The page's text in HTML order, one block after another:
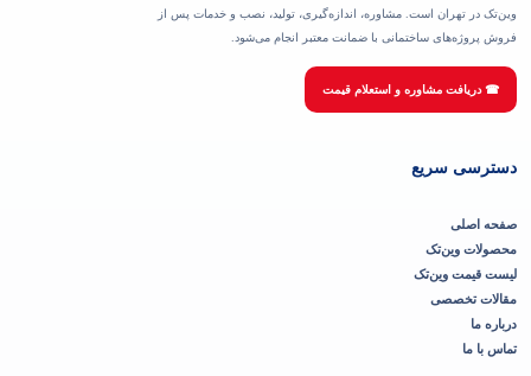
وین‌تک در تهران است. مشاوره، اندازه‌گیری، تولید، نصب و خدمات پس از
فروش پروژه‌های ساختمانی با ضمانت معتبر انجام می‌شود.
☎ دریافت مشاوره و استعلام قیمت
دسترسی سریع
صفحه اصلی
محصولات وین‌تک
لیست قیمت وین‌تک
مقالات تخصصی
درباره ما
تماس با ما